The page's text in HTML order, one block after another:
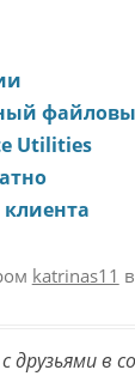
Utilities
katrinas11
друзьями в